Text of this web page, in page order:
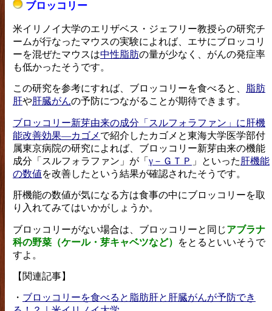
ブロッコリー
米イリノイ大学のエリザベス・ジェフリー教授らの研究チ
ームが行なったマウスの実験によれば、エサにブロッコリ
ーを混ぜたマウスは中性脂肪の量が少なく、がんの発症率
も低かったそうです。
この研究を参考にすれば、ブロッコリーを食べると、 脂肪
肝や肝臓がんの予防につながることが期待できます。
ブロッコリー新芽由来の成分「スルフォラファン」に肝機
能改善効果―カゴメ で紹介したカゴメと東海大学医学部付
属東京病院の研究によれば、ブロッコリー新芽由来の機能
成分「スルフォラファン」が「 γ－ＧＴＰ 」といった 肝機能
の数値を改善したという結果が確認されたそうです。
肝機能の数値が気になる方は食事の中にブロッコリーを取
り入れてみてはいかがしょうか。
ブロッコリーがない場合は、ブロッコリーと同じアブラナ
科の野菜（ケール・芽キャベツなど）
をとるといいそうで
すよ。
【関連記事】
・ ブロッコリーを食べると脂肪肝と肝臓がんが予防でき